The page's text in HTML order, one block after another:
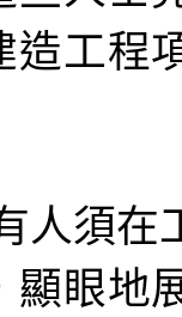
造工程
人須在
顯眼地